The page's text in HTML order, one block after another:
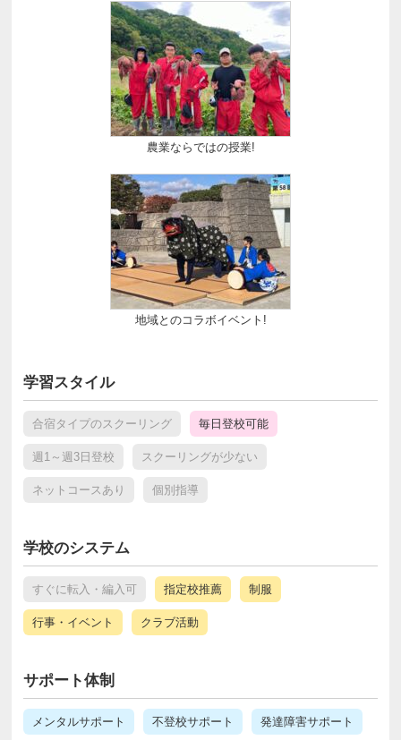
農業ならではの授業!
地域とのコラボイベント!
学習スタイル
合宿タイプのスクーリング 毎日登校可能
週1～週3日登校 スクーリングが少ない
ネットコースあり 個別指導
学校のシステム
すぐに転入・編入可 指定校推薦 制服
行事・イベント クラブ活動
サポート体制
メンタルサポート 不登校サポート 発達障害サポート